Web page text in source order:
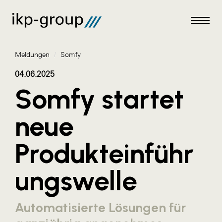
Meldungen
AKTUELLES
ACO
ALEX Krems
Amazon Web Services
Artweger
Meldungen / Somfy
04.06.2025
Somfy startet
neue
Produkteinführ
ungswelle
Automatisierte Lösungen für